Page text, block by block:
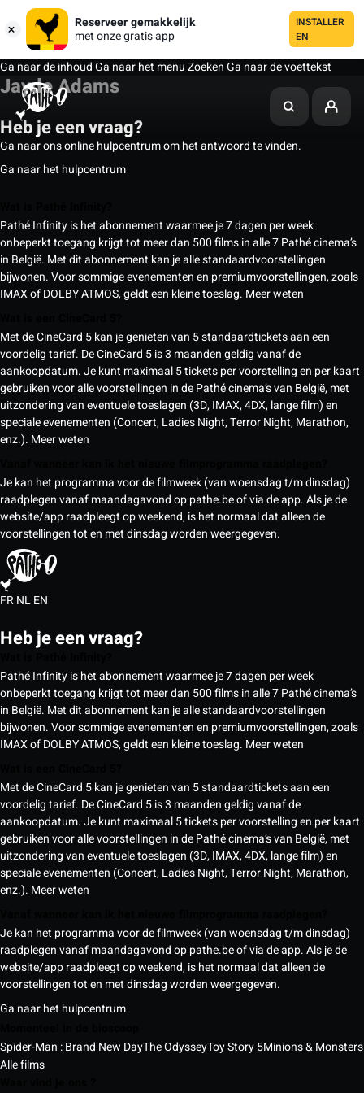
Reserveer gemakkelijk
met onze gratis app
INSTALLER
EN
Ga naar de inhoudGa naar het menuZoekenGa naar de voettekst
Jayde Adams
Heb je een vraag?
Ga naar ons online hulpcentrum om het antwoord te vinden.
Ga naar het hulpcentrum
Pathé Infinity is het abonnement waarmee je 7 dagen per week
onbeperkt toegang krijgt tot meer dan 500 films in alle 7 Pathé cinema’s
in België. Met dit abonnement kan je alle standaardvoorstellingen
bijwonen. Voor sommige evenementen en premiumvoorstellingen, zoals
IMAX of DOLBY ATMOS, geldt een kleine toeslag. Meer weten
Met de CineCard 5 kan je genieten van 5 standaardtickets aan een
voordelig tarief. De CineCard 5 is 3 maanden geldig vanaf de
aankoopdatum. Je kunt maximaal 5 tickets per voorstelling en per kaart
gebruiken voor alle voorstellingen in de Pathé cinema’s van België, met
uitzondering van eventuele toeslagen (3D, IMAX, 4DX, lange film) en
speciale evenementen (Concert, Ladies Night, Terror Night, Marathon,
enz.). Meer weten
Je kan het programma voor de filmweek (van woensdag t/m dinsdag)
raadplegen vanaf maandagavond op pathe.be of via de app. Als je de
website/app raadpleegt op weekend, is het normaal dat alleen de
voorstellingen tot en met dinsdag worden weergegeven.
FRNLEN
Heb je een vraag?
Pathé Infinity is het abonnement waarmee je 7 dagen per week
onbeperkt toegang krijgt tot meer dan 500 films in alle 7 Pathé cinema’s
in België. Met dit abonnement kan je alle standaardvoorstellingen
bijwonen. Voor sommige evenementen en premiumvoorstellingen, zoals
IMAX of DOLBY ATMOS, geldt een kleine toeslag. Meer weten
Met de CineCard 5 kan je genieten van 5 standaardtickets aan een
voordelig tarief. De CineCard 5 is 3 maanden geldig vanaf de
aankoopdatum. Je kunt maximaal 5 tickets per voorstelling en per kaart
gebruiken voor alle voorstellingen in de Pathé cinema’s van België, met
uitzondering van eventuele toeslagen (3D, IMAX, 4DX, lange film) en
speciale evenementen (Concert, Ladies Night, Terror Night, Marathon,
enz.). Meer weten
Je kan het programma voor de filmweek (van woensdag t/m dinsdag)
raadplegen vanaf maandagavond op pathe.be of via de app. Als je de
website/app raadpleegt op weekend, is het normaal dat alleen de
voorstellingen tot en met dinsdag worden weergegeven.
Ga naar het hulpcentrum
Spider-Man : Brand New DayThe OdysseyToy Story 5Minions & Monsters
Alle films